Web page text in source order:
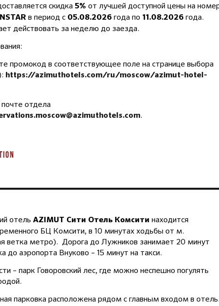
скидка 5% от лучшей доступной цены на
в период с 05.08.2026 года по 11.08.2026 года.
действовать за неделю до заезда.
промокод в соответствующее поле на странице выбора
https://azimuthotels.com/ru/moscow/azimut-hotel-
отдела
.
отель AZIMUT Сити Отель Комсити находится
БЦ Комсити, в 10 минутах ходьбы от м.
ветка метро). Дорога до Лужников занимает 20 минут
до аэропорта Внуково – 15 минут на такси.
– парк Говоровский лес, где можно неспешно погулять
парковка расположена рядом с главным входом в отель.